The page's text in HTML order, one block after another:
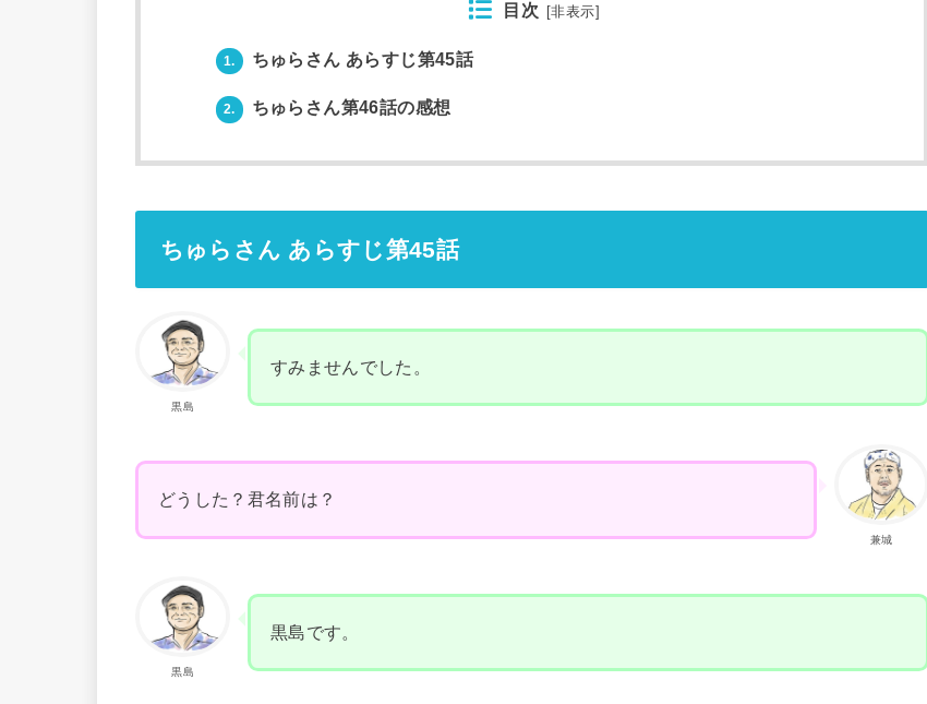
目次 [非表示
1. ちゅらさん あらすじ第45話
2. ちゅらさん第46話の感想
ちゅらさん あらすじ第45話
黒島
すみませんでした。
兼城
どうした？君名前は？
黒島
黒島です。